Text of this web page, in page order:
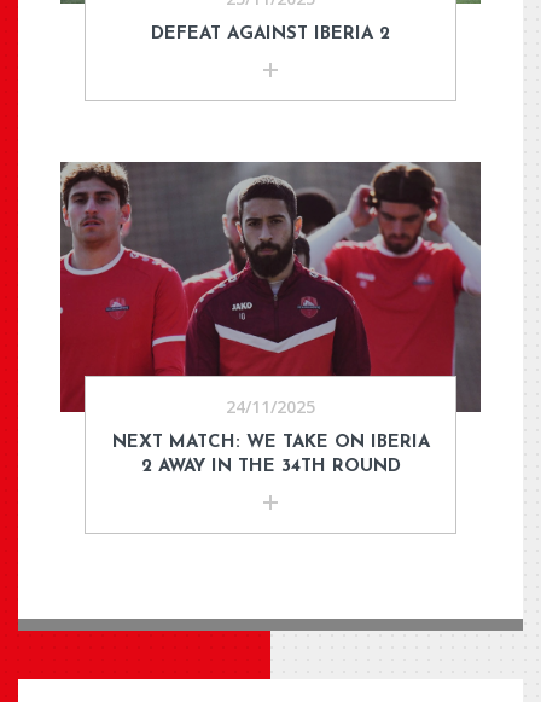
DEFEAT AGAINST IBERIA 2
24/11/2025
NEXT MATCH: WE TAKE ON IBERIA
2 AWAY IN THE 34TH ROUND